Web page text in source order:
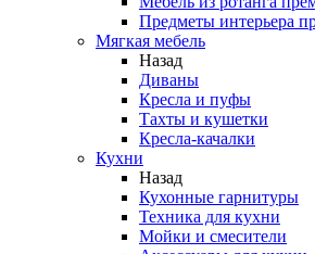
Предметы интерьера
Мягкая мебель
Назад
Диваны
Кресла и пуфы
Тахты и кушетки
Кресла-качалки
Кухни
Назад
Кухонные гарнитуры
Техника для кухни
Мойки и смесители